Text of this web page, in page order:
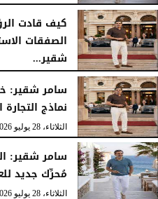
كيف قادت
الصفقات
شقير...
الثلاثاء، 28 يوليو 2026 03:49 مـ
نماذج التجارة
الثلاثاء، 28 يوليو 2026
سامر شقير:
مُحرِّك جديد
الثلاثاء، 28 يوليو 2026